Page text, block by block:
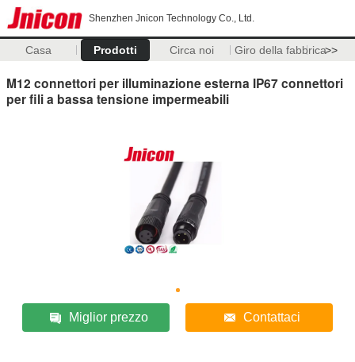
Shenzhen Jnicon Technology Co., Ltd.
Casa Prodotti Circa noi Giro della fabbrica>>
M12 connettori per illuminazione esterna IP67 connettori
per fili a bassa tensione impermeabili
Miglior prezzo Contattaci